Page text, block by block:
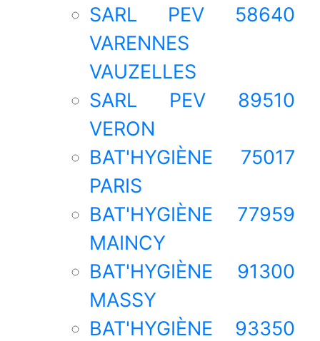
SARL PEV 58640
VARENNES
VAUZELLES
SARL PEV 89510
VERON
BAT'HYGIÈNE 75017
PARIS
BAT'HYGIÈNE 77959
MAINCY
BAT'HYGIÈNE 91300
MASSY
BAT'HYGIÈNE 93350